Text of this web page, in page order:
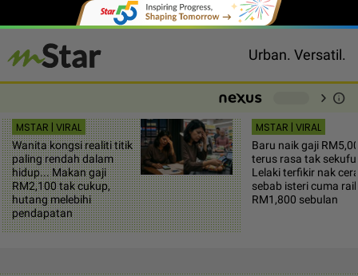
Urban. Versatil.
chevron_right info
MSTAR | VIRAL
Wanita kongsi realiti titik
paling rendah dalam
hidup... Makan gaji
RM2,100 tak cukup,
hutang melebihi
pendapatan
MSTAR | VIRAL
Baru naik gaji
terus rasa tak
Lelaki terfikir nak
sebab isteri cuma
RM1,800 sebulan